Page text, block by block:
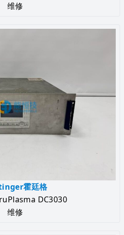
维修
霍廷格
DC3030
维修